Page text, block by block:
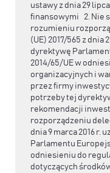
ustawy z dnia 29
finansowymi 2. Nie
rozumieniu
(UE) 2017/565 z dnia
dyrektywę
2014/65/UE w
organizacyjnych i
przez firmy
potrzeby tej
rekomendacji
rozporządzeniu
dnia 9 marca 2016 r.
Parlamentu
odniesieniu do
dotyczących